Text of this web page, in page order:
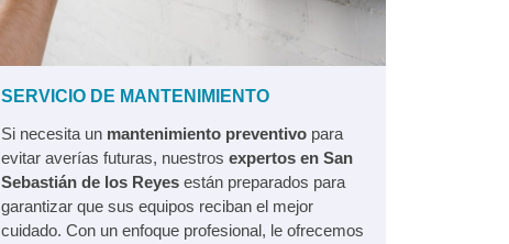
SERVICIO DE MANTENIMIENTO
Si necesita un mantenimiento preventivo para
evitar averías futuras, nuestros expertos en San
Sebastián de los Reyes están preparados para
garantizar que sus equipos reciban el mejor
cuidado. Con un enfoque profesional, le ofrecemos